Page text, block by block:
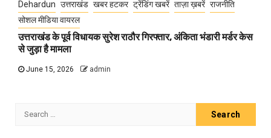
Dehardun उत्तराखंड खबर हटकर ट्रेंडिंग खबरें ताज़ा ख़बरें राजनीति
सोशल मीडिया वायरल
उत्तराखंड के पूर्व विधायक सुरेश राठौर गिरफ्तार, अंकिता भंडारी मर्डर केस
से जुड़ा है मामला
June 15, 2026 admin
Search